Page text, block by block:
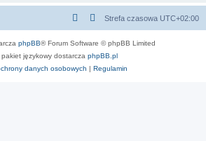
Strefa czasowa UTC+02:00
phpBB® Forum Software © phpBB Limited
pakiet językowy dostarcza phpBB.pl
danych osobowych | Regulamin